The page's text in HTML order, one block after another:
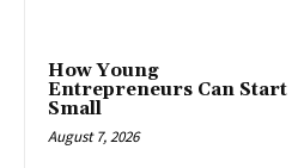
How Young
Entrepreneurs Can Start
Small
August 7, 2026